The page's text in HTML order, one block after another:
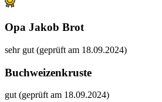
Opa Jakob Brot
sehr gut (geprüft am 18.09.2024)
Buchweizenkruste
gut (geprüft am 18.09.2024)